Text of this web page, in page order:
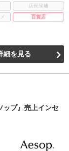
店長候補
百貨店
細を見る
ップ』売上インセ